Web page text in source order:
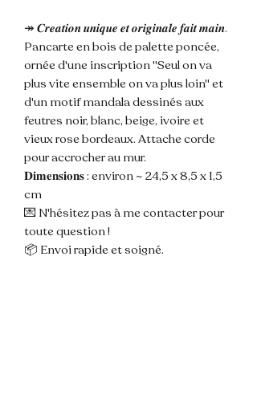
↠ 𝑪𝒓𝒆𝒂𝒕𝒊𝒐𝒏 𝒖𝒏𝒊𝒒𝒖𝒆 𝒆𝒕 𝒐𝒓𝒊𝒈𝒊𝒏𝒂𝒍𝒆 𝒇𝒂𝒊𝒕 𝒎𝒂𝒊𝒏.
Pancarte en bois de palette poncée,
ornée d'une inscription "Seul on va
plus vite ensemble on va plus loin" et
d'un motif mandala dessinés aux
feutres noir, blanc, beige, ivoire et
vieux rose bordeaux. Attache corde
pour accrocher au mur.
𝐃𝐢𝐦𝐞𝐧𝐬𝐢𝐨𝐧𝐬 : environ ~ 24,5 x 8,5 x 1,5
cm
💌 N'hésitez pas à me contacter pour
toute question !
📦 Envoi rapide et soigné.